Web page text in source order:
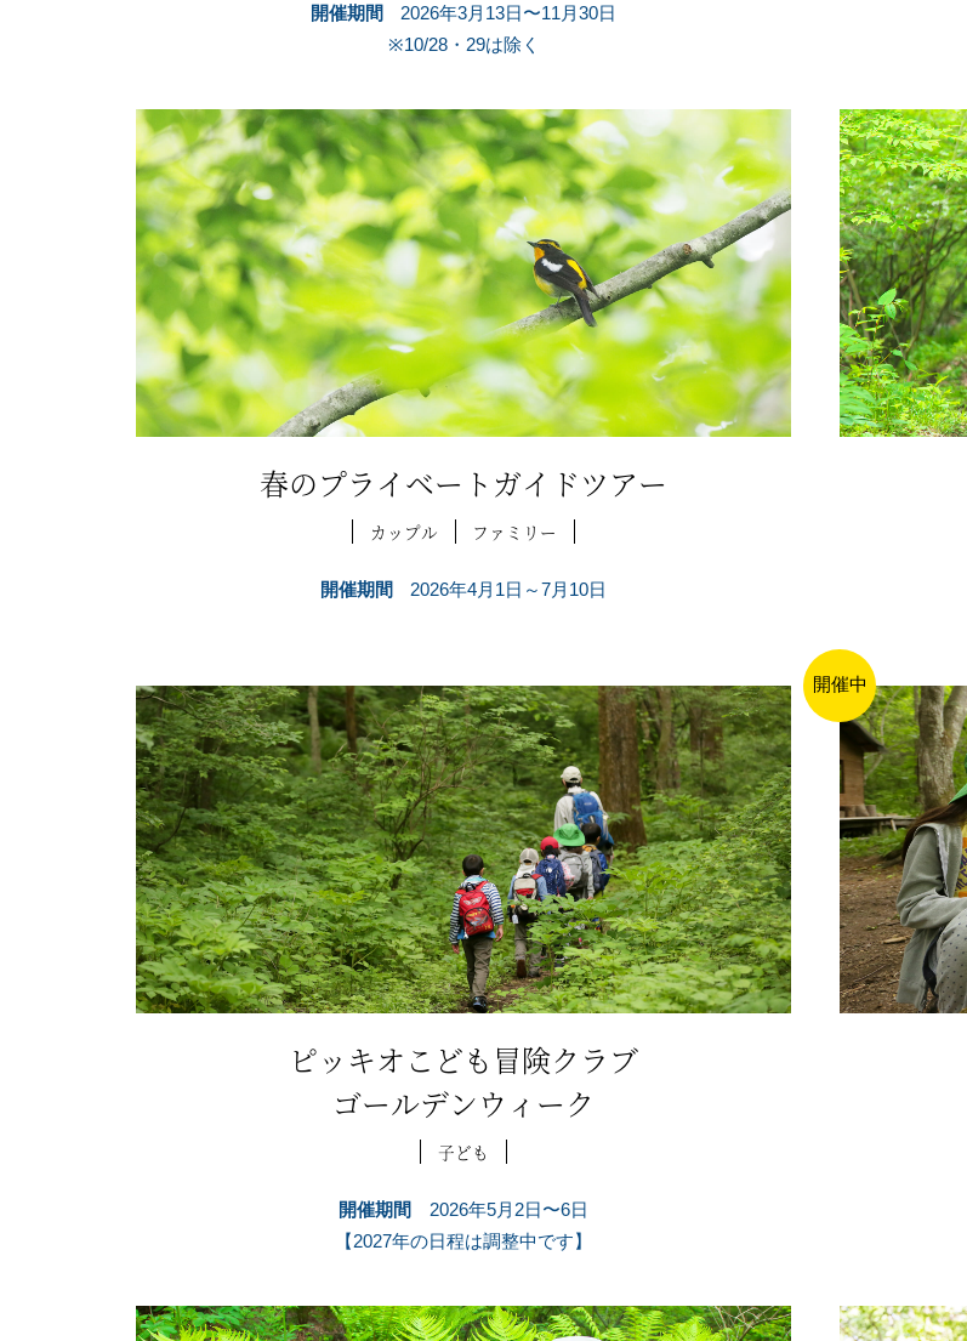
開催期間
2026年3月13日〜11月30日
※10/28・29は除く
春のプライベートガイドツアー
カップル ファミリー
開催期間 2026年4月1日～7月10日
ピッキオこども冒険クラブ
ゴールデンウィーク
子ども
開催期間
2026年5月2日〜6日
【2027年の日程は調整中です】
開催中